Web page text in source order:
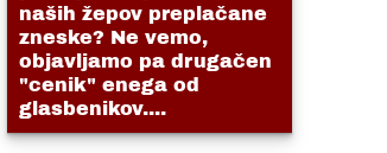
naših žepov preplačane
zneske? Ne vemo,
objavljamo pa drugačen
"cenik" enega od
glasbenikov....